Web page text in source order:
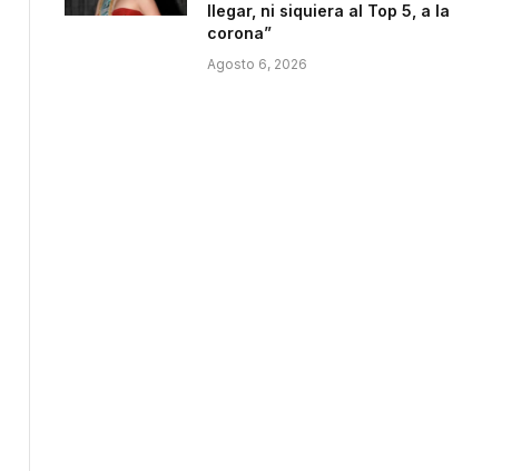
llegar, ni siquiera al Top 5, a la
corona”
Agosto 6, 2026